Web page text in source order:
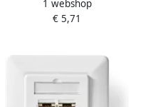
Opbouw | 2 poort(en) | UTP
CAT6 | Recht | Female |
1 webshop
€ 5,71